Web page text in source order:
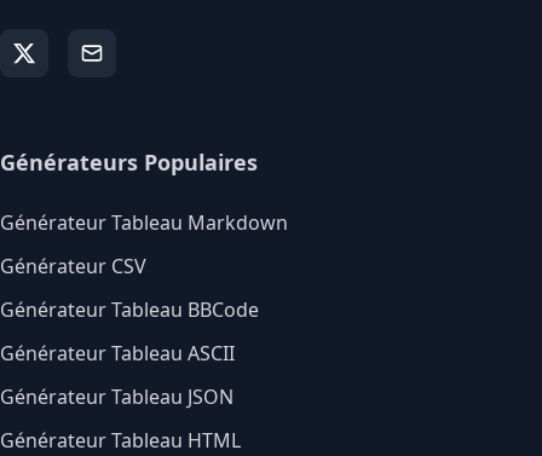
Générateurs Populaires
Générateur Tableau Markdown
Générateur CSV
Générateur Tableau BBCode
Générateur Tableau ASCII
Générateur Tableau JSON
Générateur Tableau HTML